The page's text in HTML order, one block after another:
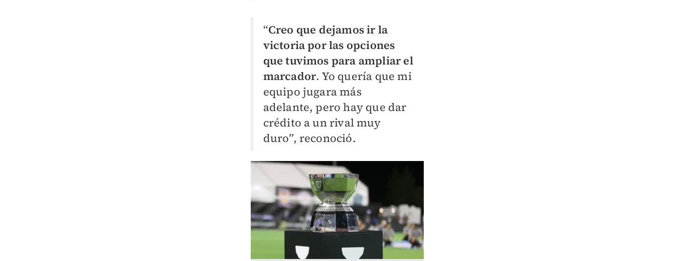
“Creo que dejamos ir la
victoria por las opciones
que tuvimos para ampliar el
marcador. Yo quería que mi
equipo jugara más
adelante, pero hay que dar
crédito a un rival muy
duro”, reconoció.